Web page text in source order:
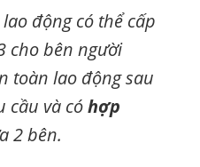
động có thể cấp
cho bên người
toàn lao động sau
cầu và cóhợp
2 bên.